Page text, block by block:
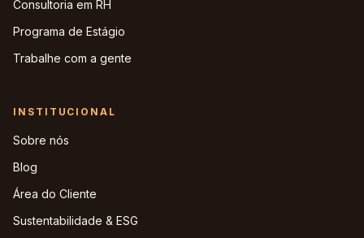
Consultoria em RH
Programa de Estágio
Trabalhe com a gente
INSTITUCIONAL
Sobre nós
Blog
Área do Cliente
Sustentabilidade & ESG